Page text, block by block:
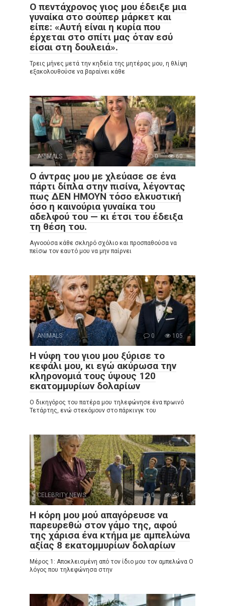
Ο πεντάχρονος γιος μου έδειξε μια
γυναίκα στο σούπερ μάρκετ και
είπε: «Αυτή είναι η κυρία που
έρχεται στο σπίτι μας όταν εσύ
είσαι στη δουλειά».
Τρεις μήνες μετά την κηδεία της μητέρας μου, η θλίψη
εξακολουθούσε να βαραίνει κάθε
ANIMALS 0 60
Ο άντρας μου με χλεύασε σε ένα
πάρτι δίπλα στην πισίνα, λέγοντας
πως ΔΕΝ ΗΜΟΥΝ τόσο ελκυστική
όσο η καινούρια γυναίκα του
αδελφού του — κι έτσι του έδειξα
τη θέση του.
Αγνοούσα κάθε σκληρό σχόλιο και προσπαθούσα να
πείσω τον εαυτό μου να μην παίρνει
ANIMALS 0 105
Η νύφη του γιου μου ξύρισε το
κεφάλι μου, κι εγώ ακύρωσα την
κληρονομιά τους ύψους 120
εκατομμυρίων δολαρίων
Ο δικηγόρος του πατέρα μου τηλεφώνησε ένα πρωινό
Τετάρτης, ενώ στεκόμουν στο πάρκινγκ του
CELEBRITY NEWS 0 434
Η κόρη μου μού απαγόρευσε να
παρευρεθώ στον γάμο της, αφού
της χάρισα ένα κτήμα με αμπελώνα
αξίας 8 εκατομμυρίων δολαρίων
Μέρος 1: Αποκλεισμένη από τον ίδιο μου τον αμπελώνα Ο
λόγος που τηλεφώνησα στην